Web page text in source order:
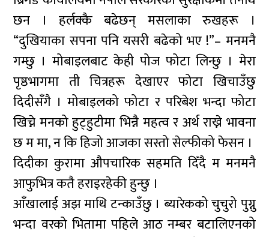
छन । हर्लक्कै बढेछन् मसलाका रुखहरू ।
“दुखियाका सपना पनि यसरी बढेको भए !”– मनमनै
गम्छु । मोबाइलबाट केही पोज फोटा लिन्छु । मेरा
पृष्ठभागमा ती चित्रहरू देखाएर फोटा खिचाउँछु
दिदीसँगै । मोबाइलको फोटा र परिबेश भन्दा फोटा
खिच्ने मनको हुट्हुटीमा भिन्नै महत्व र अर्थ राख्ने भावना
छ म मा, न कि हिजो आजका सस्तो सेल्फीको फेसन ।
दिदीका कुरामा औपचारिक सहमति दिँदै म मनमनै
आफुभित्र कतै हराइरहेकी हुन्छु ।
आँखालाई अझ माथि टन्काउँछु । ब्यारेकको चुचुरो पुग्नु
भन्दा वरको भितामा पहिले आठ नम्बर बटालिएनको